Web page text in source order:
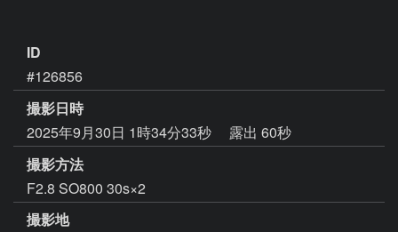
ID
#126856
撮影日時
2025年9月30日 1時34分33秒
露出 60秒
撮影方法
F2.8 SO800 30s×2
撮影地